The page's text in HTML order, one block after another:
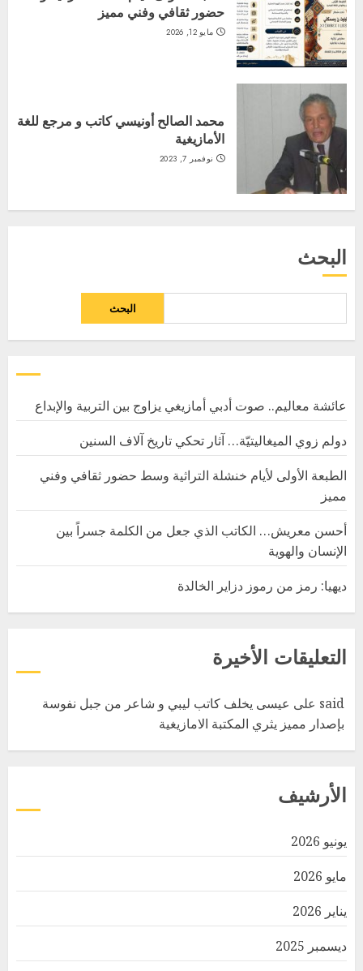
حضور ثقافي وفني مميز
مايو 12, 2026
محمد الصالح أونيسي كاتب و مرجع للغة
الأمازيغية
نوفمبر 7, 2023
البحث
البحث
عائشة معاليم.. صوت أدبي أمازيغي يزاوج بين التربية والإبداع
دولم زوي الميغاليتيّة… آثار تحكي تاريخ آلاف السنين
الطبعة الأولى لأيام خنشلة التراثية وسط حضور ثقافي وفني
مميز
أحسن معريش… الكاتب الذي جعل من الكلمة جسراً بين
الإنسان والهوية
ديهيا: رمز من رموز دزاير الخالدة
التعليقات الأخيرة
said على عيسى يخلف كاتب ليبي و شاعر من جبل نفوسة
بإصدار مميز يثري المكتبة الامازيغية
الأرشيف
يونيو 2026
مايو 2026
يناير 2026
ديسمبر 2025